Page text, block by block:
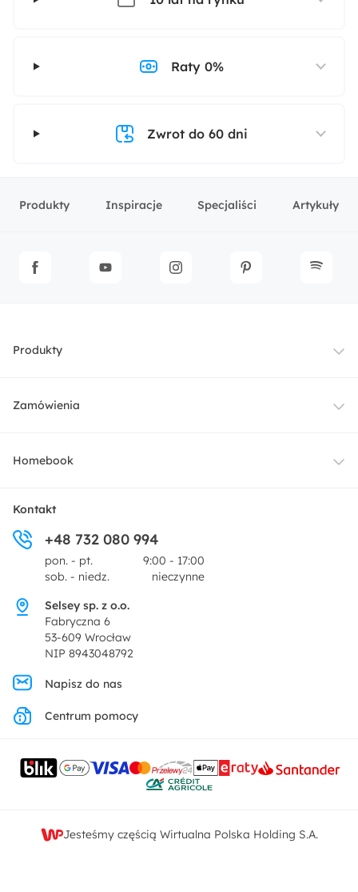
Raty 0%
Zwrot do 60 dni
Produkty Inspiracje Specjaliści Artykuły
Produkty
Meble
Dekoracje i akcesoria
Promocje
Zamówienia
Dostawa
Zwroty
Pytania i odpowiedzi
Homebook
O nas
Centrum prasowe
Regulamin
Polityka prywatności
Ustawienia prywatności
Kontakt
Kontakt
+48 732 080 994
pon. - pt.
9:00 - 17:00
sob. - niedz.
nieczynne
Selsey sp. z o.o.
Fabryczna 6
53-609 Wrocław
NIP 8943048792
Napisz do nas
Centrum pomocy
Jesteśmy częścią Wirtualna Polska Holding S.A.